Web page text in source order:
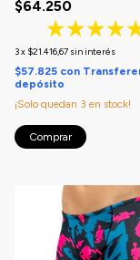
$64.250
3x $21.416,67 sin interés
$57.825 con
depósito
¡Solo quedan 3 en stock!
Comprar